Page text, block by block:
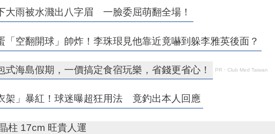
大雨被水濺出八字眉 一臉委屈萌翻全場！
「空翻開球」帥炸！李珠珢見他靠近竟嚇到躲李雅英後面？
式海島假期，一價搞定食宿玩樂，省錢更省心！ PR・Club Med Taiwan
架」暴紅！球迷曝超狂用法 竟釣出本人回應
柱 17cm 旺貴人運